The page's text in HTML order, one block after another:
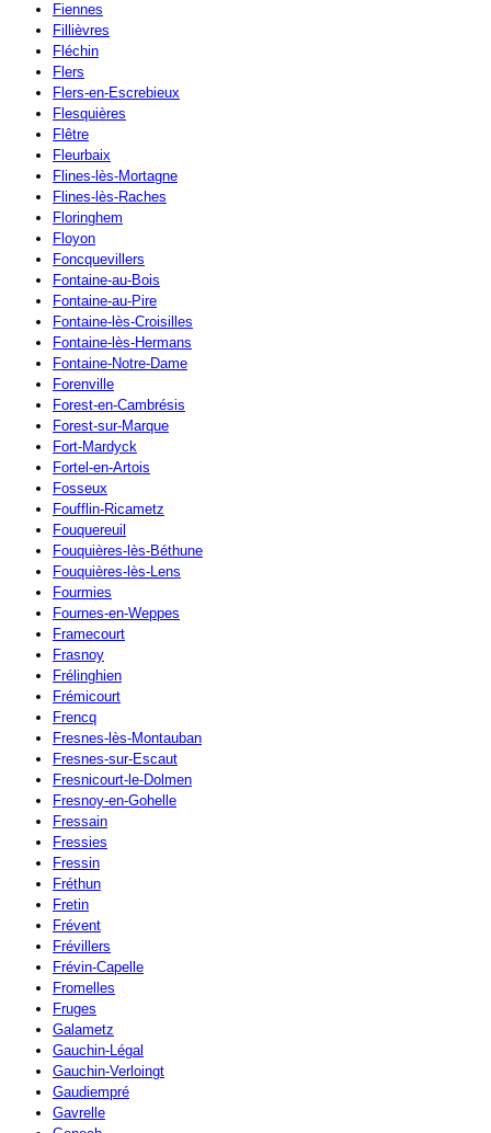
Fiennes
Fillièvres
Fléchin
Flers
Flers-en-Escrebieux
Flesquières
Flêtre
Fleurbaix
Flines-lès-Mortagne
Flines-lès-Raches
Floringhem
Floyon
Foncquevillers
Fontaine-au-Bois
Fontaine-au-Pire
Fontaine-lès-Croisilles
Fontaine-lès-Hermans
Fontaine-Notre-Dame
Forenville
Forest-en-Cambrésis
Forest-sur-Marque
Fort-Mardyck
Fortel-en-Artois
Fosseux
Foufflin-Ricametz
Fouquereuil
Fouquières-lès-Béthune
Fouquières-lès-Lens
Fourmies
Fournes-en-Weppes
Framecourt
Frasnoy
Frélinghien
Frémicourt
Frencq
Fresnes-lès-Montauban
Fresnes-sur-Escaut
Fresnicourt-le-Dolmen
Fresnoy-en-Gohelle
Fressain
Fressies
Fressin
Fréthun
Fretin
Frévent
Frévillers
Frévin-Capelle
Fromelles
Fruges
Galametz
Gauchin-Légal
Gauchin-Verloingt
Gaudiempré
Gavrelle